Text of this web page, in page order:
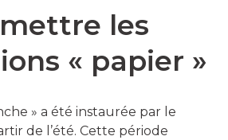
les
« papier »
» a été instaurée par le
de l’été. Cette période